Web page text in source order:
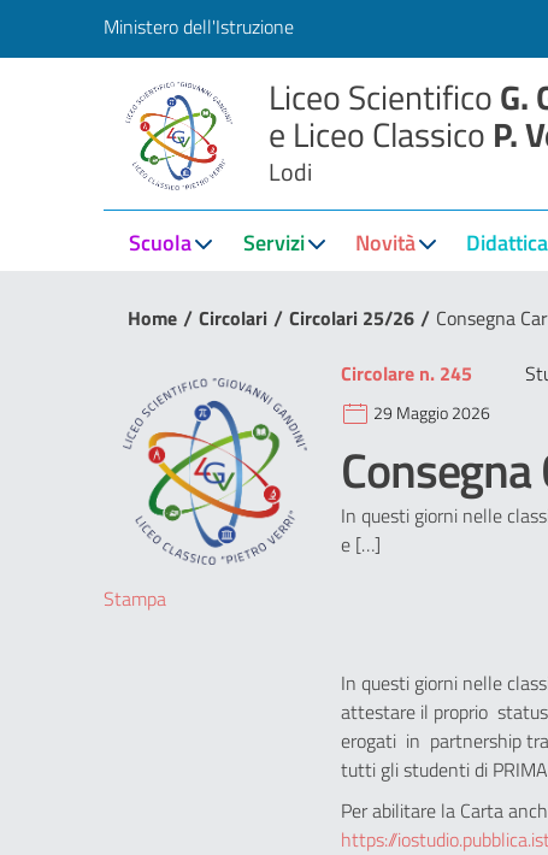
Ministero dell'Istruzione
Liceo ScientificoG.
e Liceo Classico P.
Lodi
Scuola Servizi Novità Didattica
Home / Circolari / Circolari 25/26 / Consegna
Circolare n. 245
29 Maggio 2026
In questi giorni nelle
e […]
Stampa
In questi giorni nelle
attestare il proprio
erogati in partnership tra
tutti gli studenti di
Per abilitare la Carta
https://